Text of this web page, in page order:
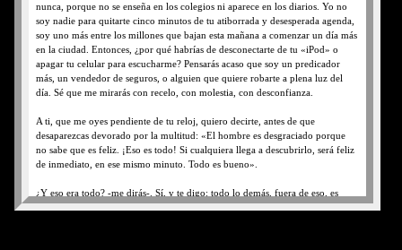
nunca, porque no se enseña en los colegios ni aparece en los diarios. Yo no
soy nadie para quitarte cinco minutos de tu atiborrada y desesperada agenda,
soy uno más entre los millones que bajan esta mañana a comenzar un día más
en la ciudad. Entonces, ¿por qué habrías de desconectarte de tu «iPod» o
apagar tu celular para escucharme? Pensarás acaso que soy un predicador
más, un vendedor de seguros, o alguien que quiere robarte a plena luz del
día. Sé que me mirarás con recelo, con molestia, con desconfianza.
A ti, que me oyes pendiente de tu reloj, quiero decirte, antes de que
desaparezcas devorado por la multitud: «El hombre es desgraciado porque
no sabe que es feliz. ¡Eso es todo! Si cualquiera llega a descubrirlo, será feliz
de inmediato, en ese mismo minuto. Todo es bueno».
¿Y eso era todo? -me dirás-. Sí, y te digo: todo lo demás, fuera de eso, es
nada.